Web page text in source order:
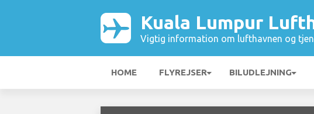
Kuala Lumpur
Vigtig information om lufthavnen og
HOME FLYREJSER BILUDLEJNING